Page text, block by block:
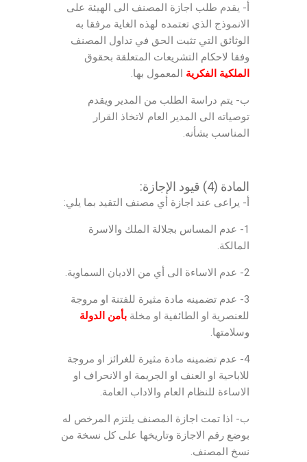
أ- يقدم طلب اجازة المصنف الى الهيئة على
الانموذج الذي تعتمده لهذه الغاية مرفقا به
الوثائق التي تثبت الحق في تداول المصنف
وفقا لاحكام التشريعات المتعلقة بحقوق
الملكية الفكرية المعمول بها.
ب- يتم دراسة الطلب من المدير ويقدم
توصياته الى المدير العام لاتخاذ القرار
المناسب بشأنه.
المادة (4) قيود الإجازة:
أ- يراعى عند اجازة أي مصنف التقيد بما يلي:
1- عدم المساس بجلالة الملك والاسرة
المالكة.
2- عدم الاساءة الى أي من الاديان السماوية.
3- عدم تضمينه مادة مثيرة للفتنة او مروجة
للعنصرية او الطائفية او مخلة بأمن الدولة
وسلامتها.
4- عدم تضمينه مادة مثيرة للغرائز او مروجة
للاباحية او العنف او الجريمة او الانحراف او
الاساءة للنظام العام والاداب العامة.
ب- اذا تمت اجازة المصنف يلتزم المرخص له
بوضع رقم الاجازة وتاريخها على كل نسخة من
نسخ المصنف.